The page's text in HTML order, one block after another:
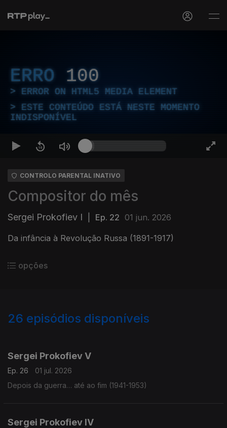
ERRO 100
ERROR ON HTML5 MEDIA ELEMENT
ESTE CONTEÚDO ESTÁ NESTE MOMENTO
INDISPONÍVEL
CONTROLO PARENTAL INATIVO
Compositor do mês
Sergei Prokofiev I Ep. 22 01 jun. 2026
Da infância à Revolução Russa (1891-1917)
opções
26 episódios disponíveis
Sergei Prokofiev V
Ep. 26
01 jul. 2026
Depois da guerra… até ao fim (1941-1953)
Sergei Prokofiev IV